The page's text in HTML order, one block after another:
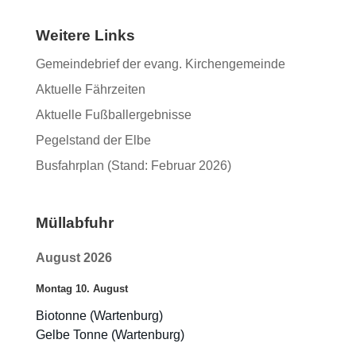
Weitere Links
Gemeindebrief der evang. Kirchengemeinde
Aktuelle Fährzeiten
Aktuelle Fußballergebnisse
Pegelstand der Elbe
Busfahrplan (Stand: Februar 2026)
Müllabfuhr
August 2026
Montag 10. August
Biotonne (Wartenburg)
Gelbe Tonne (Wartenburg)